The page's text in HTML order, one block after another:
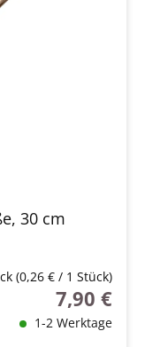
30 cm
(0,26 € / 1 Stück)
Regulärer
7,90 €
1-2 Werktage